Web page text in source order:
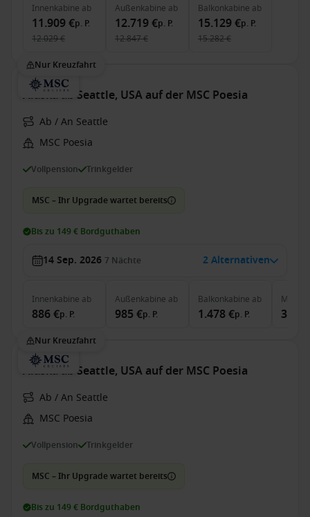
Innenkabine ab
11.909 €p. P.
12.029 €
Außenkabine ab
12.719 €p. P.
12.847 €
Balkonkabine ab
15.129 €p. P.
15.282 €
Nur Kreuzfahrt
Alaska ab Seattle, USA auf der MSC Poesia
Ab / An Seattle
MSC Poesia
Vollpension Trinkgelder
MSC – Ihr Upgrade wartet bereits
Bis zu 149 € Bordguthaben
14 Sep. 2026 7 Nächte 2 Alternativen
Innenkabine ab
886 €p. P.
Außenkabine ab
985 €p. P.
Balkonkabine ab
1.478 €p. P.
MSC
Nur Kreuzfahrt
Alaska ab Seattle, USA auf der MSC Poesia
Ab / An Seattle
MSC Poesia
Vollpension Trinkgelder
MSC – Ihr Upgrade wartet bereits
Bis zu 149 € Bordguthaben